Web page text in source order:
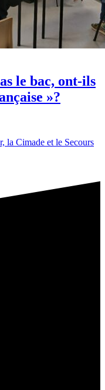
le bac, ont-ils
»?
la Cimade et le Secours